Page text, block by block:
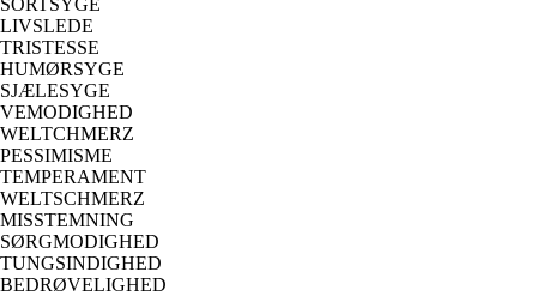
LIVSLEDE
TRISTESSE
HUMØRSYGE
SJÆLESYGE
VEMODIGHED
WELTCHMERZ
PESSIMISME
TEMPERAMENT
WELTSCHMERZ
MISSTEMNING
SØRGMODIGHED
TUNGSINDIGHED
BEDRØVELIGHED